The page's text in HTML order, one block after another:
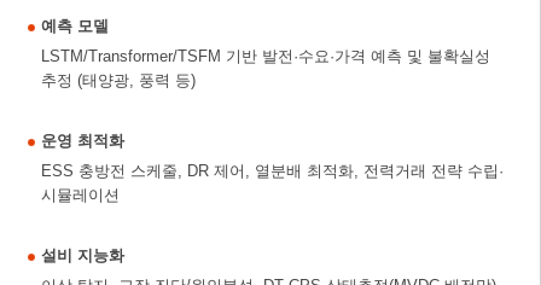
예측 모델
LSTM/Transformer/TSFM 기반 발전·수요·가격 예측 및 불확실성
추정 (태양광, 풍력 등)
운영 최적화
ESS 충방전 스케줄, DR 제어, 열분배 최적화, 전력거래 전략 수립·
시뮬레이션
설비 지능화